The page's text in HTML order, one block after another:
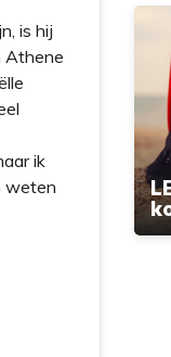
is hij
Athene
ik
weten